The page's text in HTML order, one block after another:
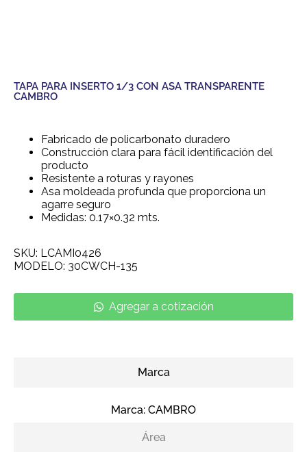
TAPA PARA INSERTO 1/3 CON ASA TRANSPARENTE
CAMBRO
Fabricado de policarbonato duradero
Construcción clara para fácil identificación del
producto
Resistente a roturas y rayones
Asa moldeada profunda que proporciona un
agarre seguro
Medidas: 0.17×0.32 mts.
SKU: LCAMI0426
MODELO: 30CWCH-135
Agregar a cotización
Marca
Marca: CAMBRO
Área